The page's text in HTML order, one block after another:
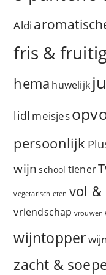
Aldi
fris &
hema huwelijk
lidl meisjes
persoonlijk
wijn school tiener
vegetarisch eten vol &
vriendschap vrouwen
wijntopper
zacht &